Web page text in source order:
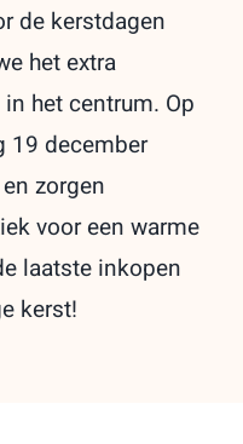
de kerstdagen
het extra
het centrum. Op
19 december
zorgen
voor een warme
laatste inkopen
kerst!